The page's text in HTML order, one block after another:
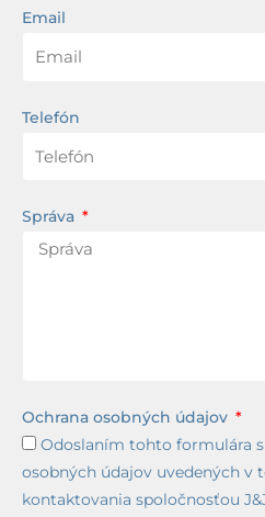
Email
Telefón
Správa
Ochrana osobných údajov
Odoslaním tohto formulára
osobných údajov uvedených
kontaktovania spoločnosťou